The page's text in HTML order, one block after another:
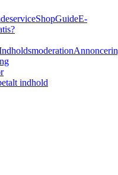
ShopGuideE-
indhold